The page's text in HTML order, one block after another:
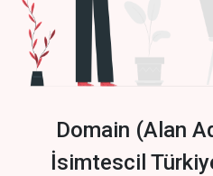
Domain (Alan
İsimtescil